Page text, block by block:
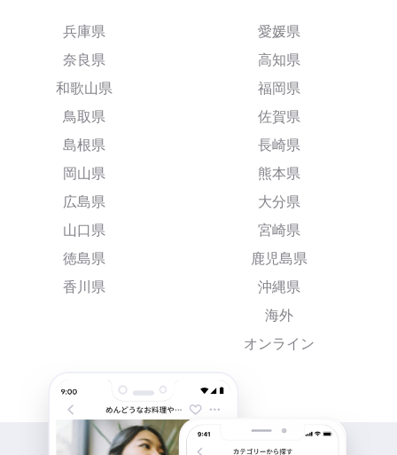
兵庫県
奈良県
和歌山県
鳥取県
島根県
岡山県
広島県
山口県
徳島県
香川県
愛媛県
高知県
福岡県
佐賀県
長崎県
熊本県
大分県
宮崎県
鹿児島県
沖縄県
海外
オンライン